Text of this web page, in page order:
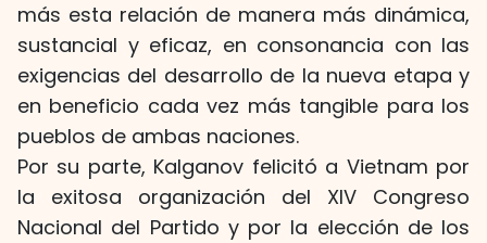
más esta relación de manera más dinámica,
sustancial y eficaz, en consonancia con las
exigencias del desarrollo de la nueva etapa y
en beneficio cada vez más tangible para los
pueblos de ambas naciones.
Por su parte, Kalganov felicitó a Vietnam por
la exitosa organización del XIV Congreso
Nacional del Partido y por la elección de los